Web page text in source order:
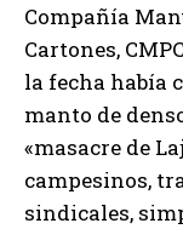
Compañía
Cartones,
la fecha había
manto de
«masacre de
campesinos,
sindicales,